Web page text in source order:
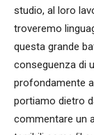
studio, al loro
troveremo
questa grande
conseguenza di
profondamente
portiamo dietro
commentare un